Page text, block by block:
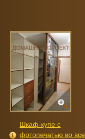
Шкаф-купе с
фотопечатью во все